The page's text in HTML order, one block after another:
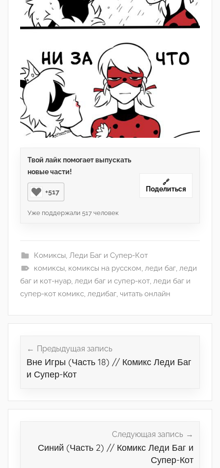
Твой лайк помогает выпускать
новые части!
+517
Уже поддержали 517 человек
🔗
Поделиться
Комиксы, Леди Баг и Супер-Кот
комиксы, комиксы на русском, леди баг, леди
баг и кот-нуар, леди баг и супер-кот, леди баг и
супер-кот комикс, ледибаг, читать онлайн
записям
Предыдущая запись
Вне Игры (Часть 18) // Комикс Леди Баг
и Супер-Кот
Следующая запись
Синий (Часть 2) // Комикс Леди Баг и
Супер-Кот